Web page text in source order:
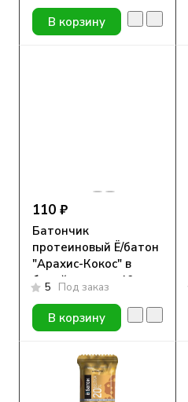
В корзину
110 ₽
Батончик
протеиновый Ё/батон
"Арахис-Кокос" в
белой глазури 40гр
5 Под заказ
В корзину